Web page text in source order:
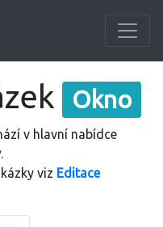
Okno
v hlavní nabídce
.
viz Editace